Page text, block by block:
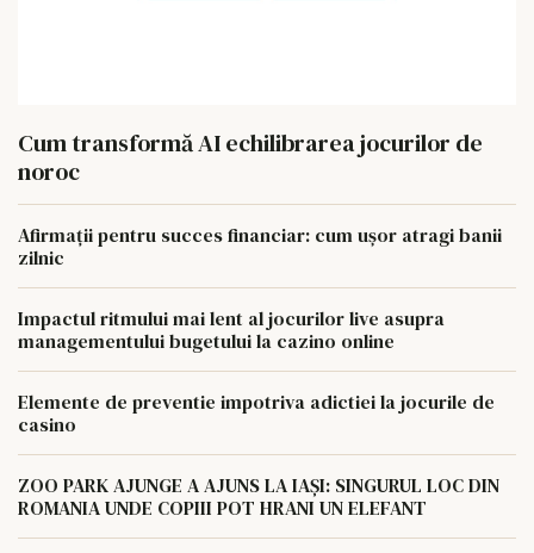
Cum transformă AI echilibrarea jocurilor de
noroc
Afirmații pentru succes financiar: cum ușor atragi banii
zilnic
Impactul ritmului mai lent al jocurilor live asupra
managementului bugetului la cazino online
Elemente de preventie impotriva adictiei la jocurile de
casino
ZOO PARK AJUNGE A AJUNS LA IAȘI: SINGURUL LOC DIN
ROMANIA UNDE COPIII POT HRANI UN ELEFANT